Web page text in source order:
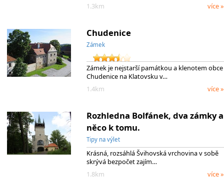
1.3km
více »
Chudenice
Zámek
Zámek je nejstarší památkou a klenotem obce
Chudenice na Klatovsku v…
1.4km
více »
Rozhledna Bolfánek, dva zámky a
něco k tomu.
Tipy na výlet
Krásná, rozsáhlá Švihovská vrchovina v sobě
skrývá bezpočet zajím…
1.8km
více »